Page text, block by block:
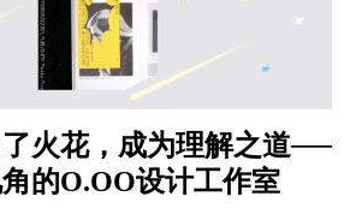
火花，成为理解之道──
的O.OO设计工作室